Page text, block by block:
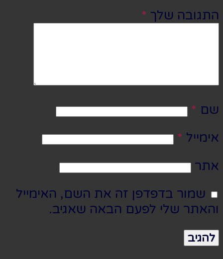
התגובה שלך *
שם *
אימייל *
אתר
שמור בדפדפן זה את השם, האימייל
והאתר שלי לפעם הבאה שאגיב.